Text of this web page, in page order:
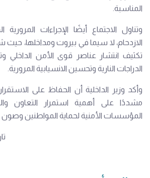
المناسبة.
وتناول الاجتماع أيضًا الإجراءات
الازدحام، لا سيما في بيروت ومداخلها، حيث
تكثيف انتشار عناصر قوى الأمن الداخلي
الدراجات النارية وتحسين الانسيابية المرورية.
وأكد وزير الداخلية أن الحفاظ على
مشددًا على أهمية استمرار التعاون
المؤسسات الأمنية لحماية المواطنين وصون